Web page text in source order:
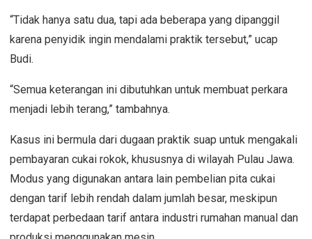
“Tidak hanya satu dua, tapi ada beberapa yang dipanggil
karena penyidik ingin mendalami praktik tersebut,” ucap
Budi.
“Semua keterangan ini dibutuhkan untuk membuat perkara
menjadi lebih terang,” tambahnya.
Kasus ini bermula dari dugaan praktik suap untuk mengakali
pembayaran cukai rokok, khususnya di wilayah Pulau Jawa.
Modus yang digunakan antara lain pembelian pita cukai
dengan tarif lebih rendah dalam jumlah besar, meskipun
terdapat perbedaan tarif antara industri rumahan manual dan